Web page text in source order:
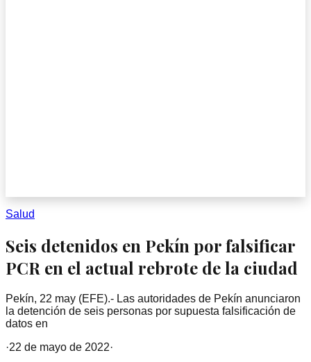
Salud
Seis detenidos en Pekín por falsificar
PCR en el actual rebrote de la ciudad
Pekín, 22 may (EFE).- Las autoridades de Pekín anunciaron
la detención de seis personas por supuesta falsificación de
datos en
·22 de mayo de 2022·